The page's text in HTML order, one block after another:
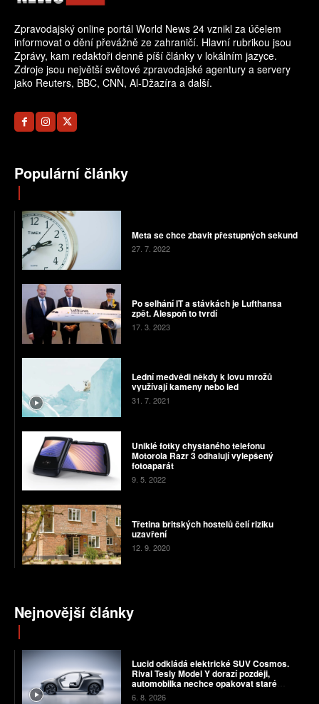
Zpravodajský online portál World News 24 vznikl za účelem
informovat o dění převážně ze zahraničí. Hlavní rubrikou jsou
Zprávy, kam redaktoři denně píší články v lokálním jazyce.
Zdroje jsou největší světové zpravodajské agentury a servery
jako Reuters, BBC, CNN, Al-Džazíra a další.
Populární články
Meta se chce zbavit přestupných sekund
27. 7. 2022
Po selhání IT a stávkách je Lufthansa
zpět. Alespoň to tvrdí
17. 3. 2023
Lední medvědi někdy k lovu mrožů
využívají kameny nebo led
31. 7. 2021
Uniklé fotky chystaného telefonu
Motorola Razr 3 odhalují vylepšený
fotoaparát
9. 5. 2022
Třetina britských hostelů čelí riziku
uzavření
12. 9. 2020
Nejnovější články
Lucid odkládá elektrické SUV Cosmos.
Rival Tesly Model Y dorazí později,
automobilka nechce opakovat staré
chyby
6. 8. 2026